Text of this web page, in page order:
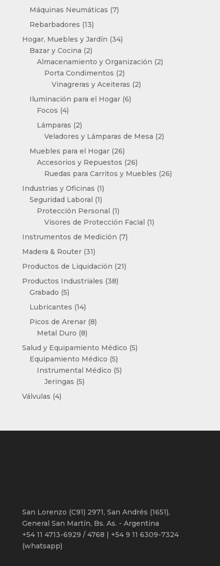
Máquinas Neumáticas 77
Rebarbadores 1313
productos
Hogar, Muebles y Jardín 3434
Bazar y Cocina 22
productos
Almacenamiento y Organización 22
Porta Condimentos 22
productos
Vinagreras y Aceiteras 22
Iluminación para el Hogar 66
Focos 44
productos
Lámparas 22
productos
Veladores y Lámparas de Mesa 22
Muebles para el Hogar 2626
productos
Accesorios y Repuestos 2626
productos
Ruedas para Carritos y Muebles 2626
Industrias y Oficinas 11
producto
Seguridad Laboral 11
producto
Protección Personal 11
producto
Visores de Protección Facial 11
Instrumentos de Medición 77
Madera & Router 3131
productos
Productos de Liquidación 2121
Productos Industriales 3838
Grabado 55
productos
Lubricantes 1414
productos
Picos de Arenar 88
Metal Duro 88
productos
Salud y Equipamiento Médico 55
Equipamiento Médico 55
productos
Instrumental Médico 55
Jeringas 55
Válvulas 44
San Lorenzo (C91) 2971, San Andrés (1651),
General San Martín, Bs. As. - Argentina
+54 11 4713-6929 / 4768 | +54 9 11 6309-7324
(whatsapp)